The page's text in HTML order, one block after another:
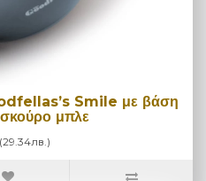
Smile με βάση
σκούρο μπλε